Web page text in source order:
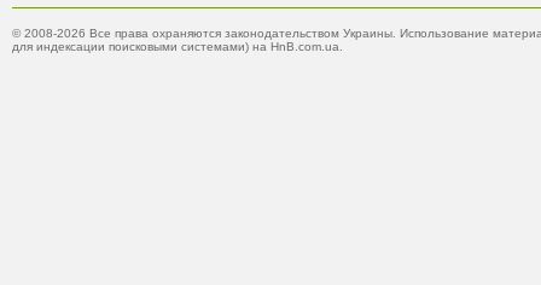
© 2008-2026 Все права охраняются законодательством Украины. Использование
для индексации поисковыми системами) на HnB.com.ua.